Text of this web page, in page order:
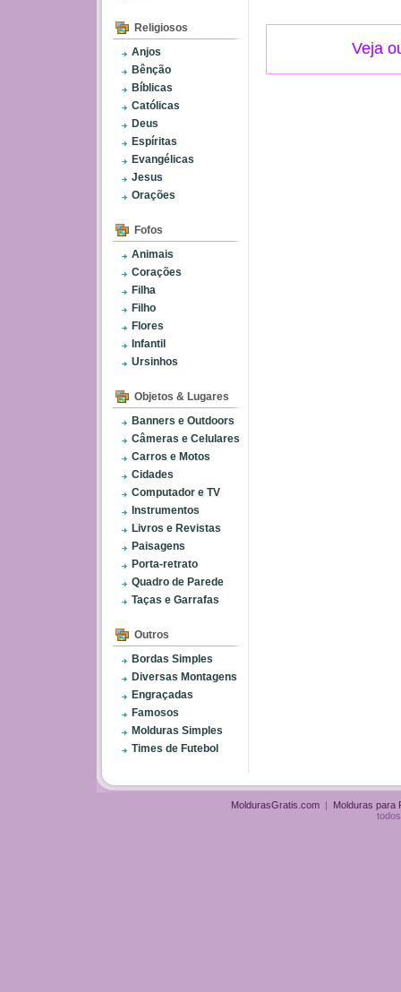
Religiosos
Anjos
Bênção
Bíblicas
Católicas
Deus
Espíritas
Evangélicas
Jesus
Orações
Fofos
Animais
Corações
Filha
Filho
Flores
Infantil
Ursinhos
Objetos & Lugares
Banners e Outdoors
Câmeras e Celulares
Carros e Motos
Cidades
Computador e TV
Instrumentos
Livros e Revistas
Paisagens
Porta-retrato
Quadro de Parede
Taças e Garrafas
Outros
Bordas Simples
Diversas Montagens
Engraçadas
Famosos
Molduras Simples
Times de Futebol
Veja
MoldurasGratis.com | Molduras